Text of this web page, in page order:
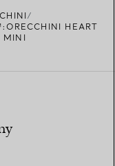
HEART
MINI